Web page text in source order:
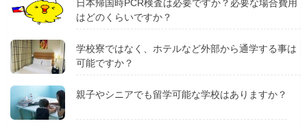
日本帰国時PCR検査は必要ですか？必要な場合費用
はどのくらいですか？
学校寮ではなく、ホテルなど外部から通学する事は
可能ですか？
親子やシニアでも留学可能な学校はありますか？